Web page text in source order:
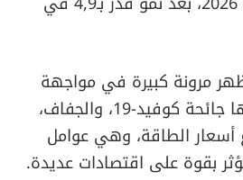
مرونة كبيرة في مواجهة
عدة صدمات، من بينها جائحة كوفيد-19، والجفاف،
أسعار الطاقة، وهي عوامل
بقوة على اقتصادات عديدة.